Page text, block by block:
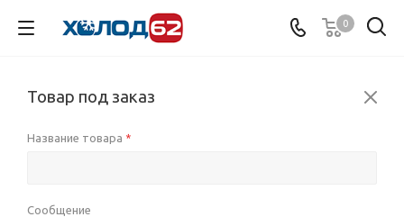
0
Товар под заказ
Название товара *
Сообщение